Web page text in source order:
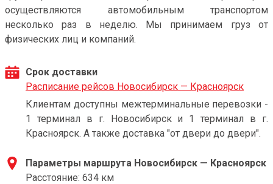
осуществляются автомобильным транспортом
несколько раз в неделю. Мы принимаем груз от
физических лиц и компаний.
Срок доставки
Расписание рейсов Новосибирск — Красноярск
Клиентам доступны межтерминальные перевозки -
1 терминал в г. Новосибирск и 1 терминал в г.
Красноярск. А также доставка "от двери до двери".
Параметры маршрута Новосибирск — Красноярск
Расстояние: 634 км